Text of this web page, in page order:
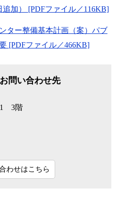
追加） [PDFファイル／116KB]
ター整備基本計画（案）パブ
[PDFファイル／466KB]
問い合わせ先
1 3階
わせはこちら